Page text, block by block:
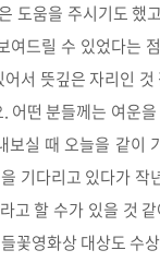
도움을 주시기도 했
드릴 수 있었다는
서 뜻깊은 자리인
떤 분들께는 여운
실 때 오늘을 같이
기다리고 있다가
고 할 수가 있을 것
꽃영화상 대상도 수